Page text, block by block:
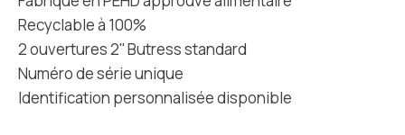
Recyclable à 100%
2 ouvertures 2'' Butress standard
Numéro de série unique
Identification personnalisée disponible